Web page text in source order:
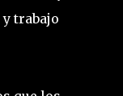
trabajo